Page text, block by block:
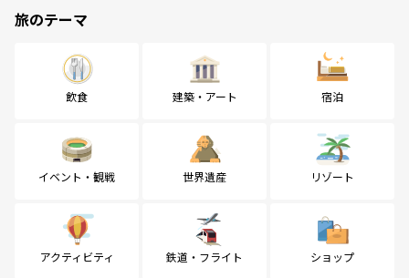
旅のテーマ
飲食 建築・アート 宿泊
イベント・観戦 世界遺産 リゾート
アクティビティ 鉄道・フライト ショップ